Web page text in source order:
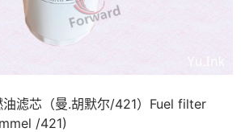
滤芯（曼.胡默尔/421）Fuel filter
/421)